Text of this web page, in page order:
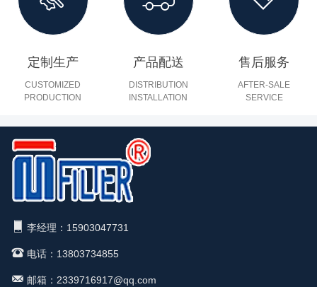
定制生产
CUSTOMIZED
PRODUCTION
产品配送
DISTRIBUTION
INSTALLATION
售后服务
AFTER-SALE
SERVICE
李经理：15903047731
电话：13803734855
邮箱：2339716917@qq.com